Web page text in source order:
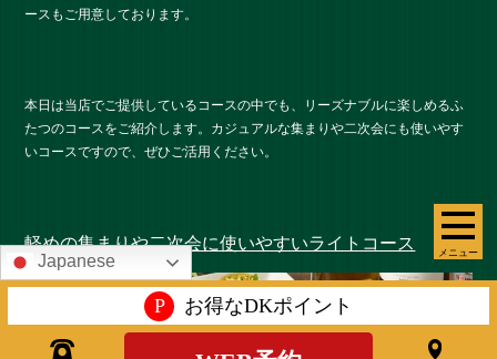
メニュー
ースもご用意しております。
本日は当店でご提供しているコースの中でも、リーズナブルに楽しめるふ
たつのコースをご紹介します。カジュアルな集まりや二次会にも使いやす
いコースですので、ぜひご活用ください。
軽めの集まりや二次会に使いやすいライトコース
Japanese
P お得なDKポイント